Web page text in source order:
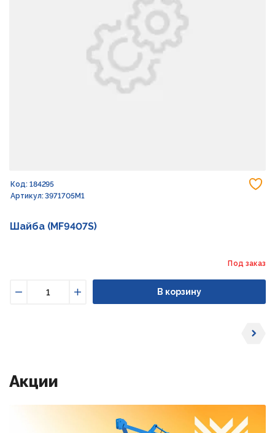
Код: 184295
Артикул: 3971705M1
Шайба (MF9407S)
Под заказ
Увеличить
В корзину
Акции